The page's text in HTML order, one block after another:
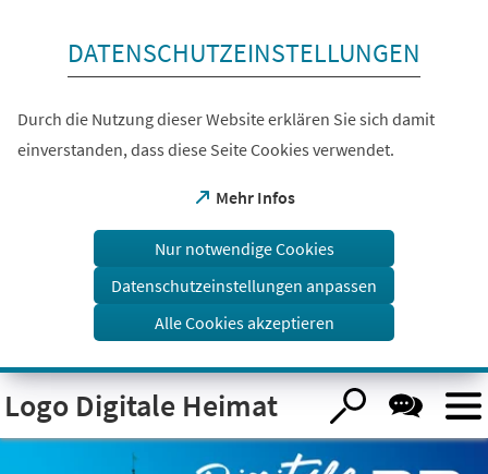
Visuelle
Assistenzsoftware
öffnen.
DATENSCHUTZEINSTELLUNGEN
Durch die Nutzung dieser Website erklären Sie sich damit
einverstanden, dass diese Seite Cookies verwendet.
Mehr Infos
(Öffnet
einem
Tab)
Nur notwendige Cookies
Datenschutzeinstellungen anpassen
Alle Cookies akzeptieren
Logo Digitale Heimat